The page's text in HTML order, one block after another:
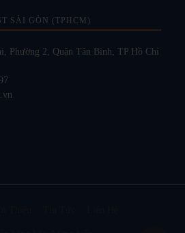
SÀI GÒN (TPHCM)
Phường 2, Quận Tân Bình, TP Hồ Chí